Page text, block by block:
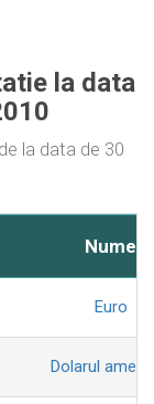
la data
la data de 30
Nume
Euro
Dolarul